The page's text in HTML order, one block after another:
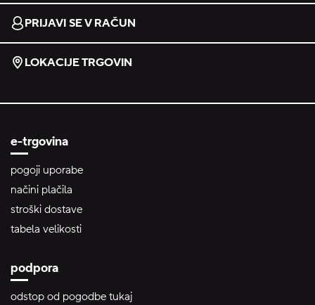
PRIJAVI SE V RAČUN
LOKACIJE TRGOVIN
e-trgovina
pogoji uporabe
načini plačila
stroški dostave
tabela velikosti
podpora
odstop od pogodbe tukaj